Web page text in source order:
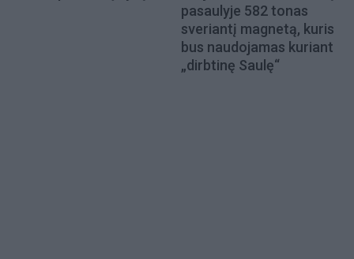
pasaulyje 582 tonas
sveriantį magnetą, kuris
bus naudojamas kuriant
„dirbtinę Saulę“